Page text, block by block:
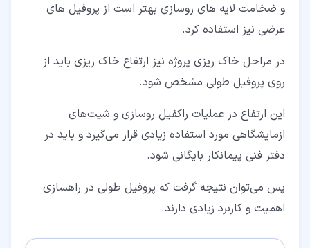
و ضخامت لایه های روسازی بهتر است از پروفیل های
عرضی نیز استفاده کرد.
در مراحل خاک ریزی پروژه نیز ارتفاع خاک ریزی باید از
روی پروفیل طولی مشخص شود.
این ارتفاع در عملیات راکفیل روسازی و شیت‌های
ازمایشگاهی مورد استفاده زیادی قرار می‌گیرد و باید در
دفتر فنی پیمانکار بایگانی شود.
پس می‌توان نتیجه گرفت که پروفیل طولی در راهسازی
اهمیت و کاربرد زیادی دارند.